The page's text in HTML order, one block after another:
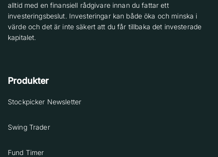
alltid med en finansiell rådgivare innan du fattar ett
investeringsbeslut. Investeringar kan både öka och minska i
värde och det är inte säkert att du får tillbaka det investerade
kapitalet.
Produkter
Stockpicker Newsletter
Swing Trader
Fund Timer